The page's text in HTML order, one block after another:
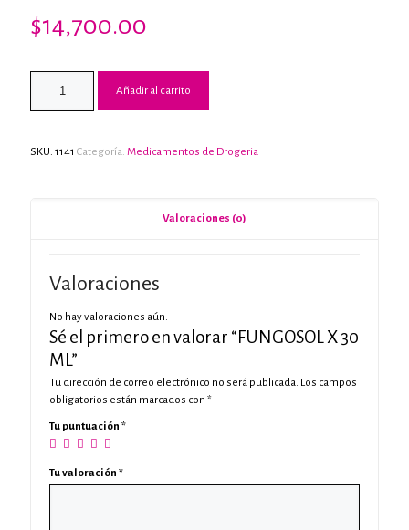
$14,700.00
Añadir al carrito
SKU: 1141 Categoría: Medicamentos de Drogeria
Valoraciones (0)
Valoraciones
No hay valoraciones aún.
Sé el primero en valorar “FUNGOSOL X 30
ML”
Tu dirección de correo electrónico no será publicada. Los campos
obligatorios están marcados con *
Tu puntuación *
Tu valoración *